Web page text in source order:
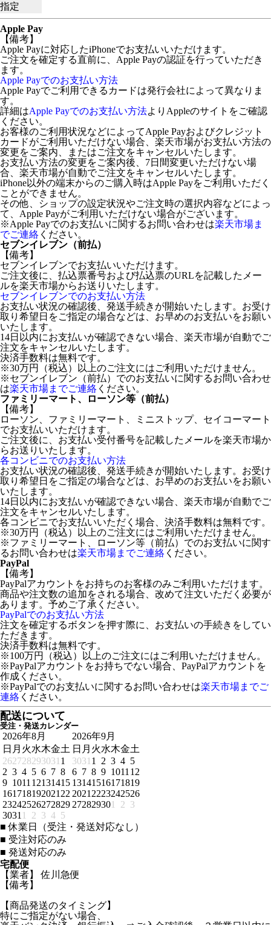
指定
Apple Pay
【備考】
Apple Payに対応したiPhoneでお支払いいただけます。
ご注文を確定する直前に、Apple Payの認証を行っていただき
ます。
Apple Payでのお支払い方法
Apple Payでご利用できるカードは発行会社によって異なりま
す。
詳細はApple Payでのお支払い方法よりAppleのサイトをご確認
ください。
お客様のご利用状況などによってApple Payおよびクレジット
カードがご利用いただけない場合、楽天市場がお支払い方法の
変更をご案内、またはご注文をキャンセルいたします。
お支払い方法の変更をご案内後、7日間変更いただけない場
合、楽天市場が自動でご注文をキャンセルいたします。
iPhone以外の端末からのご購入時はApple Payをご利用いただく
ことができません。
その他、ショップの設定状況やご注文時の選択内容などによっ
て、Apple Payがご利用いただけない場合がございます。
※Apple Payでのお支払いに関するお問い合わせは楽天市場ま
でご連絡 ください。
セブンイレブン（前払）
【備考】
セブンイレブンでお支払いいただけます。
ご注文後に、払込票番号および払込票のURLを記載したメー
ルを楽天市場からお送りいたします。
セブンイレブンでのお支払い方法
お支払い状況の確認後、発送手続きが開始いたします。お受け
取り希望日をご指定の場合などは、お早めのお支払いをお願い
いたします。
14日以内にお支払いが確認できない場合、楽天市場が自動でご
注文をキャンセルいたします。
決済手数料は無料です。
※30万円（税込）以上のご注文にはご利用いただけません。
※セブンイレブン（前払）でのお支払いに関するお問い合わせ
は楽天市場までご連絡 ください。
ファミリーマート、ローソン等（前払）
【備考】
ローソン、ファミリーマート、ミニストップ、セイコーマート
でお支払いいただけます。
ご注文後に、お支払い受付番号を記載したメールを楽天市場か
らお送りいたします。
各コンビニでのお支払い方法
お支払い状況の確認後、発送手続きが開始いたします。お受け
取り希望日をご指定の場合などは、お早めのお支払いをお願い
いたします。
14日以内にお支払いが確認できない場合、楽天市場が自動でご
注文をキャンセルいたします。
各コンビニでお支払いいただく場合、決済手数料は無料です。
※30万円（税込）以上のご注文にはご利用いただけません。
※ファミリーマート、ローソン等（前払）でのお支払いに関す
るお問い合わせは楽天市場までご連絡 ください。
PayPal
【備考】
PayPalアカウントをお持ちのお客様のみご利用いただけます。
商品や注文数の追加をされる場合、改めて注文いただく必要が
あります。予めご了承ください。
PayPalでのお支払い方法
注文を確定するボタンを押す際に、お支払いの手続きをしてい
ただきます。
決済手数料は無料です。
※100万円（税込）以上のご注文にはご利用いただけません。
※PayPalアカウントをお持ちでない場合、PayPalアカウントを
作成ください。
※PayPalでのお支払いに関するお問い合わせは楽天市場までご
連絡 ください。
配送について
受注・発送カレンダー
2026年8月
日 月 火水木金土
262728293031 1
2 3 4 5 6 7 8
9 1011 12131415
161718192021 22
23242526272829
3031 1 2 3 4 5
2026年9月
日 月 火水木金土
3031 1 2 3 4 5
6 7 8 9 1011 12
13141516171819
2021 2223242526
272829301 2 3
■ 休業日（受注・発送対応なし）
■ 受注対応のみ
■ 発送対応のみ
宅配便
【業者】 佐川急便
【備考】
【商品発送のタイミング】
特にご指定がない場合、